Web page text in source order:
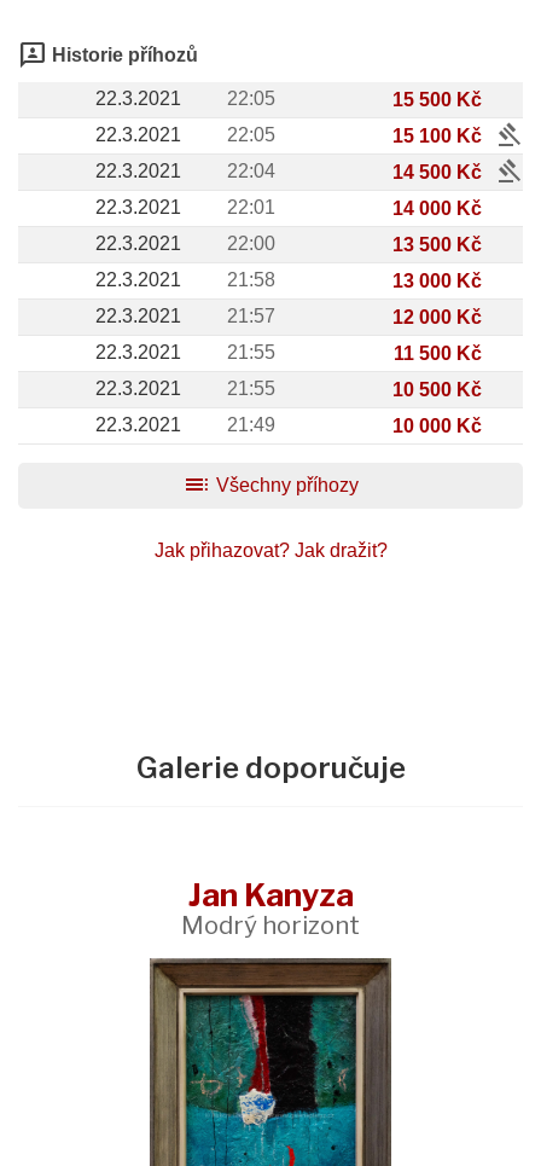
3p Historie příhozů
22.3.2021 22:05
15 500 Kč
22.3.2021
22:05 15 100 Kč gavel
22.3.2021 22:04 14 500 Kč gavel
22.3.2021 22:01
14 000 Kč
22.3.2021
22:00
13 500 Kč
22.3.2021
21:58
13 000 Kč
22.3.2021
21:57
12 000 Kč
22.3.2021
21:55
11 500 Kč
22.3.2021
21:55
10 500 Kč
22.3.2021
21:49 10 000 Kč
toc Všechny příhozy
Jak přihazovat? Jak dražit?
Galerie doporučuje
Jan Kanyza
Modrý horizont